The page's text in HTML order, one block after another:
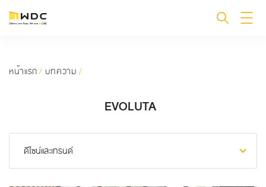
หน้าแรก/ บทความ /
EVOLUTA
ดีไซน์และเทรนด์